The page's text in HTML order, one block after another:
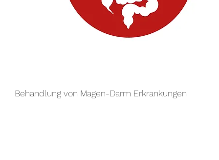
Behandlung von Magen-Darm Erkrankungen